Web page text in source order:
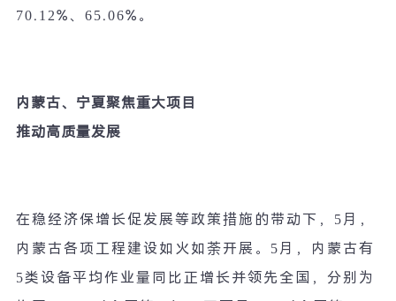
70.12%、 65.06% 。
内蒙古、宁夏聚焦重大项目
推动高质量发展
在稳经济保增长促发展等政策措施的带动下， 5月，
内蒙古各项工程建设如火如荼开展。 5月，内蒙古有
5类设备平均作业量同比正增长并领先全国，分别为